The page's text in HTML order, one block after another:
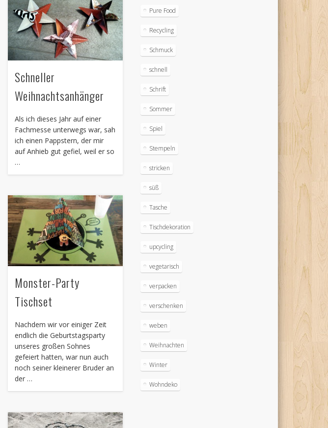
Schneller
Weihnachtsanhänger
Als ich dieses Jahr auf einer
Fachmesse unterwegs war, sah
ich einen Pappstern, der mir
auf Anhieb gut gefiel, weil er so
…
Monster-Party
Tischset
Nachdem wir vor einiger Zeit
endlich die Geburtstagsparty
unseres großen Sohnes
gefeiert hatten, war nun auch
noch seiner kleinerer Bruder an
der …
Pure Food
Recycling
Schmuck
schnell
Schrift
Sommer
Spiel
Stempeln
stricken
süß
Tasche
Tischdekoration
upcycling
vegetarisch
verpacken
verschenken
weben
Weihnachten
Winter
Wohndeko